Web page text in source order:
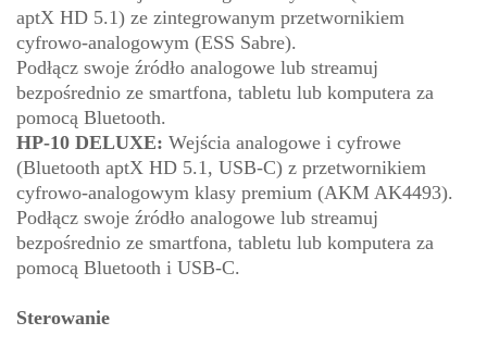
aptX HD 5.1) ze zintegrowanym przetwornikiem
cyfrowo-analogowym (ESS Sabre).
Podłącz swoje źródło analogowe lub streamuj
bezpośrednio ze smartfona, tabletu lub komputera za
pomocą Bluetooth.
HP-10 DELUXE: Wejścia analogowe i cyfrowe
(Bluetooth aptX HD 5.1, USB-C) z przetwornikiem
cyfrowo-analogowym klasy premium (AKM AK4493).
Podłącz swoje źródło analogowe lub streamuj
bezpośrednio ze smartfona, tabletu lub komputera za
pomocą Bluetooth i USB-C.
Sterowanie